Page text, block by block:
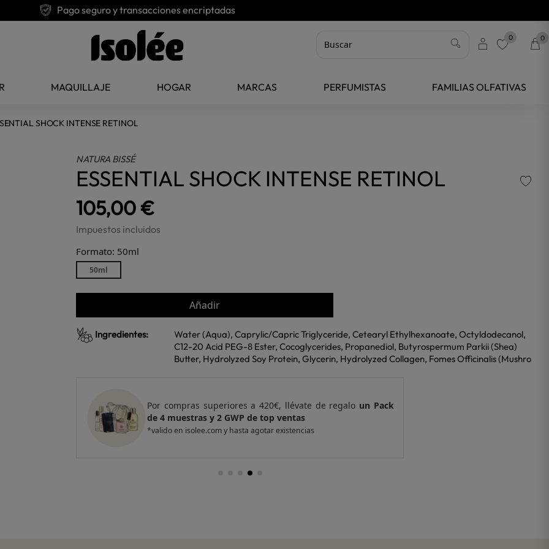
Pago seguro y transacciones encriptadas
0 0
MAQUILLAJE HOGAR MARCAS PERFUMISTAS FAMILIAS OLFATIVAS
SHOCK INTENSE RETINOL
NATURA BISSÉ
ESSENTIAL SHOCK INTENSE RETINOL
105,00 €
Impuestos incluidos
Formato: 50ml
50ml
Añadir
Ingredientes:
Water (Aqua), Caprylic/Capric Triglyceride, Cetearyl Ethylhexanoate, Octyldodecanol,
C12-20 Acid PEG-8 Ester, Cocoglycerides, Propanediol, Butyrospermum Parkii (Shea)
Butter, Hydrolyzed Soy Protein, Glycerin, Hydrolyzed Collagen, Fomes Officinalis (Mushro
Por compras superiores a 420€, llévate de regalo un Pack
de 4 muestras y 2 GWP de top ventas
*valido en isolee.com y hasta agotar existencias